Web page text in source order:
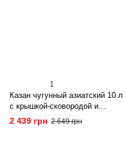
1
Казан чугунный азиатский 10 л
с крышкой-сковородой и
треногой
2 439 грн 2 649 грн